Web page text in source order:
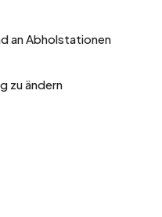
an Abholstationen
zu ändern